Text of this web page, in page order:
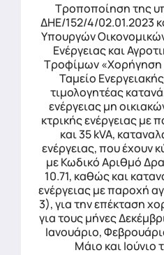
Τροποποίηση της
ΔΗΕ/152/4/02.01.2023
Υπουργών
Ενέργειας και
Τροφίμων «Χορήγηση
Ταμείο
τιμολογητέας
ενέργειας μη
κτρικής ενέργειας με
και 35 kVA,
ενέργειας, που έχουν
με Κωδικό Αριθμό
10.71, καθώς και
ενέργειας με παροχή
3), για την επέκταση
για τους μήνες
Ιανουάριο,
Μάιο και Ιούνιο